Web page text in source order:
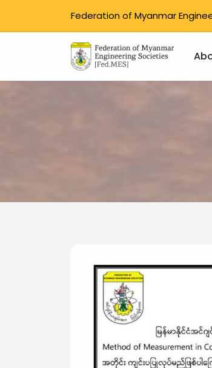
Federation of Myanmar